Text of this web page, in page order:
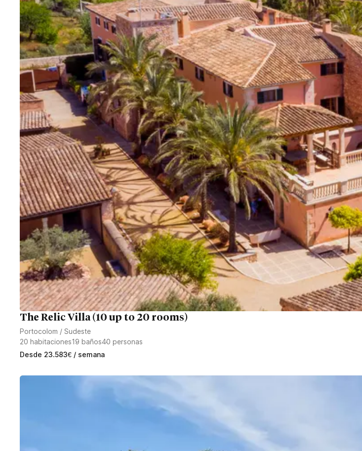
Bahía de Palma
Esporles
Palma
Puntiro
Son Vida
OESTE DE MALLORCA
Banyalbufar
Deia
Fornalutx
Sóller
Valldemossa
Manacor
Porreres
Porto Cristo
Porto Petro
Portocolom
Santanyi
The Relic Villa (10 up to 20 rooms)
Portocolom / Sudeste
20 habitaciones19 baños40 personas
Desde 23.583€ / semana